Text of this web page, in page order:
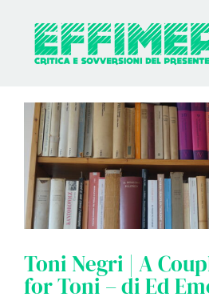
contenuto
Toni Negri | A
for Toni – di Ed